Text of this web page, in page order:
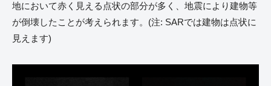
地において赤く見える点状の部分が多く、地震により建物等
が倒壊したことが考えられます。(注: SARでは建物は点状に
見えます)